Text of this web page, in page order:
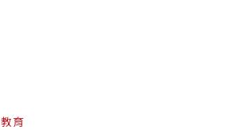
教育